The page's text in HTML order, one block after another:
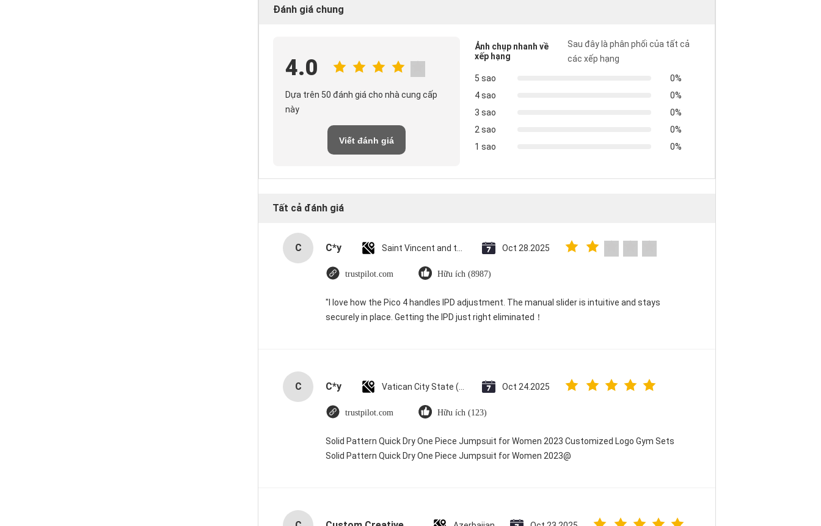
Đánh giá chung
4.0
Dựa trên 50 đánh giá cho nhà cung cấp
này
Viết đánh giá
Ảnh chụp nhanh về
xếp hạng
Sau đây là phân phối của tất cả
các xếp hạng
5 sao
0%
4 sao
0%
3 sao
0%
2 sao
0%
1 sao
0%
Tất cả đánh giá
C C*y Oct 28.2025
trustpilot.com Hữu ích (8987)
"I love how the Pico 4 handles IPD adjustment. The manual slider is intuitive and stays
securely in place. Getting the IPD just right eliminated！
C C*y Oct 24.2025
trustpilot.com Hữu ích (123)
Solid Pattern Quick Dry One Piece Jumpsuit for Women 2023 Customized Logo Gym Sets
Solid Pattern Quick Dry One Piece Jumpsuit for Women 2023@